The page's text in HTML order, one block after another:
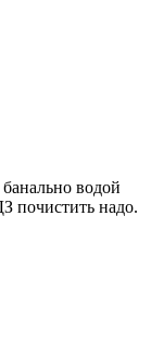
водой
почистить надо.